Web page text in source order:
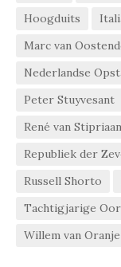
Hoogduits
Marc van
Nederlandse
Peter Stuyvesant
René van Stipriaan
Republiek der
Russell Shorto
Tachtigjarige
Willem van Oranje